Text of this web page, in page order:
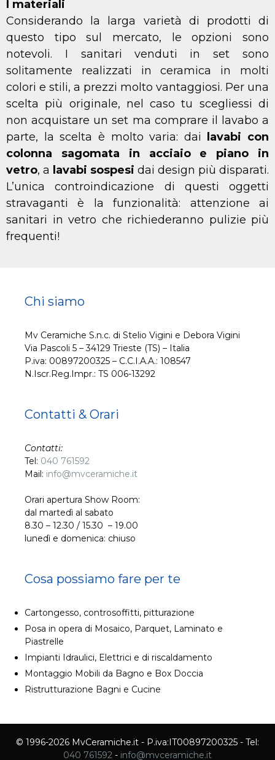
I materiali
Considerando la larga varietà di prodotti di
questo tipo sul mercato, le opzioni sono
notevoli. I sanitari venduti in set sono
solitamente realizzati in ceramica in molti
colori e stili, a prezzi molto vantaggiosi. Per una
scelta più originale, nel caso tu scegliessi di
non acquistare un set ma comprare il lavabo a
parte, la scelta è molto varia: dai lavabi con
colonna sagomata in acciaio e piano in
vetro, a lavabi sospesi dai design più disparati.
L’unica controindicazione di questi oggetti
stravaganti è la funzionalità: attenzione ai
sanitari in vetro che richiederanno pulizie più
frequenti!
Chi siamo
Mv Ceramiche S.n.c. di Stelio Vigini e Debora Vigini
Via Pascoli 5 – 34129 Trieste (TS) – Italia
P.iva: 00897200325 – C.C.I.A.A.: 108547
N.Iscr.Reg.Impr.: TS 006-13292
Contatti & Orari
Contatti:
Tel: 040 761592
Mail: info@mvceramiche.it
Orari apertura Show Room:
dal martedì al sabato
8.30 – 12.30 / 15.30 – 19.00
lunedì e domenica: chiuso
Cosa possiamo fare per te
Cartongesso, controsoffitti, pitturazione
Posa in opera di Mosaico, Parquet, Laminato e
Piastrelle
Impianti Idraulici, Elettrici e di riscaldamento
Montaggio Mobili da Bagno e Box Doccia
Ristrutturazione Bagni e Cucine
© 1996-2026 MvCeramiche.it - P.iva:IT00897200325 - Tel:
040 761592 - info@mvceramiche.it